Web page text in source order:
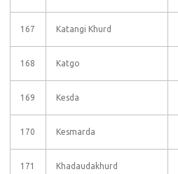
167 Katangi Khurd
168 Katgo
169 Kesda
170 Kesmarda
171 Khadaudakhurd